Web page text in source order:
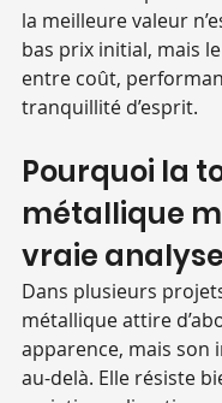
la meilleure valeur
bas prix initial, mais
entre coût,
tranquillité d’esprit.
Pourquoi la
métallique
vraie analyse
Dans plusieurs
métallique attire
apparence, mais son
au-delà. Elle résiste